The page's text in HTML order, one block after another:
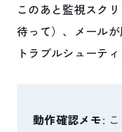
このあと監視スク
待って）、メール
トラブルシューテ
動作確認メモ: